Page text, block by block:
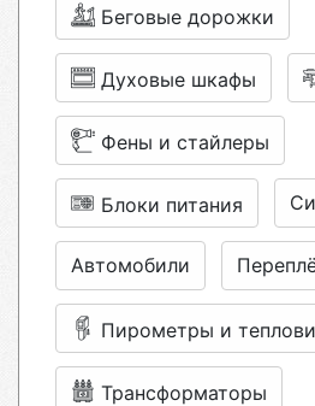
Беговые дорожки
Духовые шкафы
Фены и стайлеры
Блоки питания
Автомобили
Пирометры и
Трансформаторы